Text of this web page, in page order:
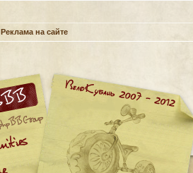
Реклама на сайте